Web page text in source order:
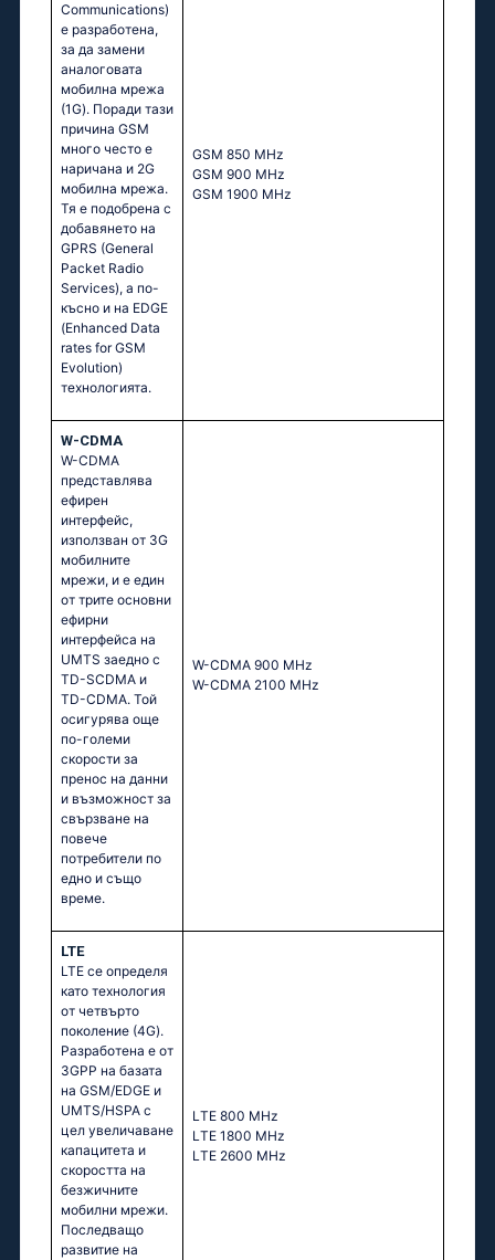
Communications)
е разработена,
за да замени
аналоговата
мобилна мрежа
(1G). Поради тази
причина GSM
много често е
наричана и 2G
мобилна мрежа.
Тя е подобрена с
добавянето на
GPRS (General
Packet Radio
Services), а по-
късно и на EDGE
(Enhanced Data
rates for GSM
Evolution)
технологията.
GSМ 850 МНz
GSМ 900 МНz
GSМ 1900 МНz
W-CDMA
W-CDMA
представлява
ефирен
интерфейс,
използван от 3G
мобилните
мрежи, и е един
от трите основни
ефирни
интерфейса на
UMTS заедно с
TD-SCDMA и
TD-CDMA. Той
осигурява още
по-големи
скорости за
пренос на данни
и възможност за
свързване на
повече
потребители по
едно и също
време.
W-CDMA 900 MHz
W-CDMA 2100 MHz
LTE
LTE се определя
като технология
от четвърто
поколение (4G).
Разработена е от
3GPP на базата
на GSM/EDGE и
UMTS/HSPA с
цел увеличаване
капацитета и
скоростта на
безжичните
мобилни мрежи.
Последващо
развитие на
LТЕ 800 МНz
LТЕ 1800 МНz
LТЕ 2600 МНz